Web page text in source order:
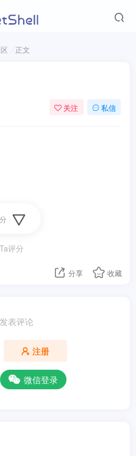
正文
关注 私信
评分
分享 收藏
表评论
注册
微信登录